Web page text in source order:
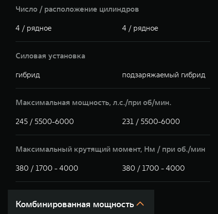
Число / расположение цилиндров
4 / рядное 4 / рядное
Силовая установка
гибрид подзаряжаемый гибрид
Максимальная мощность, л.с./при об/мин.
245 / 5500-6000 231 / 5500-6000
Максимальный крутящий момент, Hм / при об./мин
380 / 1700 - 4000 380 / 1700 - 4000
Комбинированная мощность